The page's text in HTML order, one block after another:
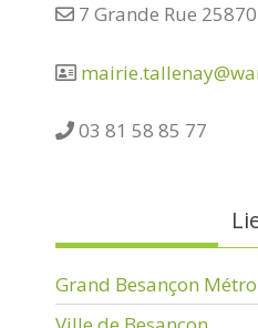
7 Grande Rue
03 81 58 85 77
Grand Besançon